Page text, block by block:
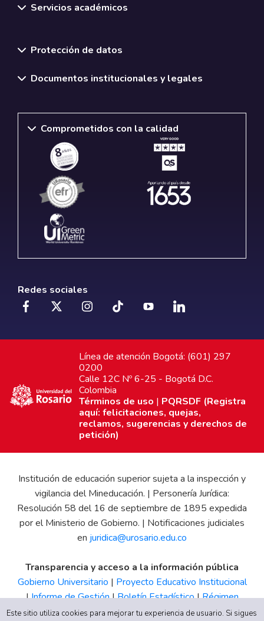
Servicios académicos
Protección de datos
Documentos institucionales y legales
Comprometidos con la calidad
Redes sociales
Línea de atención Bogotá: (601) 297
0200
Calle 12C Nº 6-25 - Bogotá D.C.
Colombia
Términos de uso | PQRSDF (Registra
aquí: felicitaciones, quejas,
reclamos, sugerencias y derechos de
petición)
Institución de educación superior sujeta a la inspección y
vigilancia del Mineducación. | Personería Jurídica:
Resolución 58 del 16 de septiembre de 1895 expedida
por el Ministerio de Gobierno. | Notificaciones judiciales
en juridica@urosario.edu.co
Transparencia y acceso a la información pública
Gobierno Universitario | Proyecto Educativo Institucional
|Informe de Gestión|Boletín Estadístico|Régimen
Tributario|Estados Financieros |Código de Ética| Canal
Este sitio utiliza cookies para mejorar tu experiencia de usuario. Si sigues